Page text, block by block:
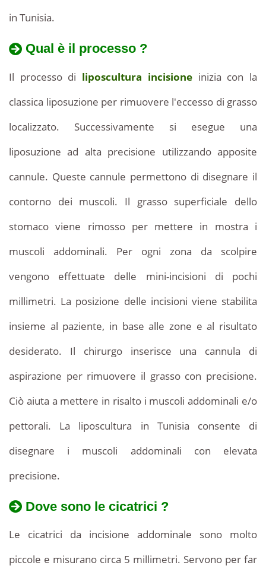
in Tunisia.
Qual è il processo ?
Il processo di liposcultura incisioneinizia con la
classica liposuzione per rimuovere l'eccesso di grasso
localizzato. Successivamente si esegue una
liposuzione ad alta precisione utilizzando apposite
cannule. Queste cannule permettono di disegnare il
contorno dei muscoli. Il grasso superficiale dello
stomaco viene rimosso per mettere in mostra i
muscoli addominali. Per ogni zona da scolpire
vengono effettuate delle mini-incisioni di pochi
millimetri. La posizione delle incisioni viene stabilita
insieme al paziente, in base alle zone e al risultato
desiderato. Il chirurgo inserisce una cannula di
aspirazione per rimuovere il grasso con precisione.
Ciò aiuta a mettere in risalto i muscoli addominali e/o
pettorali. La liposcultura in Tunisia consente di
disegnare i muscoli addominali con elevata
precisione.
Dove sono le cicatrici ?
Le cicatrici da incisione addominale sono molto
piccole e misurano circa 5 millimetri. Servono per far